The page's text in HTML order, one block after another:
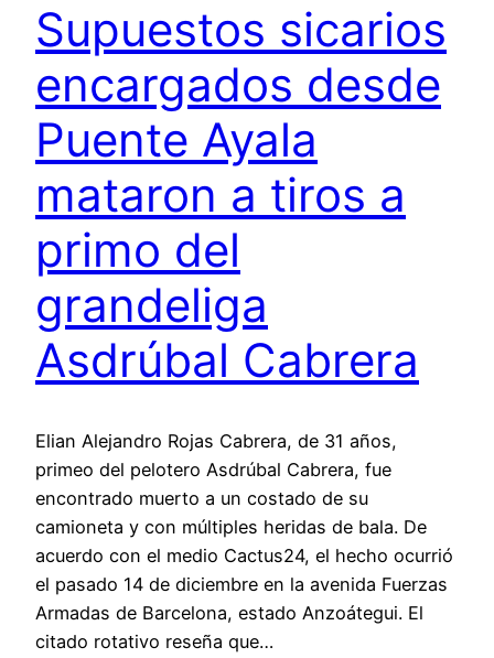
Supuestos sicarios
encargados desde
Puente Ayala
mataron a tiros a
primo del
grandeliga
Asdrúbal Cabrera
Elian Alejandro Rojas Cabrera, de 31 años,
primeo del pelotero Asdrúbal Cabrera, fue
encontrado muerto a un costado de su
camioneta y con múltiples heridas de bala. De
acuerdo con el medio Cactus24, el hecho ocurrió
el pasado 14 de diciembre en la avenida Fuerzas
Armadas de Barcelona, estado Anzoátegui. El
citado rotativo reseña que…